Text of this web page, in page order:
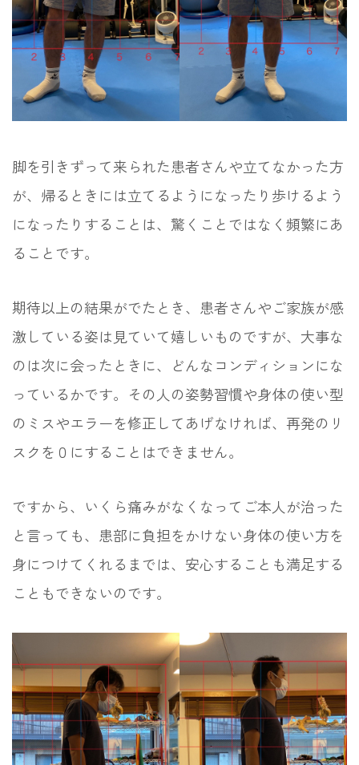
脚を引きずって来られた患者さんや立てなかった方
が、帰るときには立てるようになったり歩けるよう
になったりすることは、驚くことではなく頻繁にあ
ることです。
期待以上の結果がでたとき、患者さんやご家族が感
激している姿は見ていて嬉しいものですが、大事な
のは次に会ったときに、どんなコンディションにな
っているかです。その人の姿勢習慣や身体の使い型
のミスやエラーを修正してあげなければ、再発のリ
スクを０にすることはできません。
ですから、いくら痛みがなくなってご本人が治った
と言っても、患部に負担をかけない身体の使い方を
身につけてくれるまでは、安心することも満足する
こともできないのです。